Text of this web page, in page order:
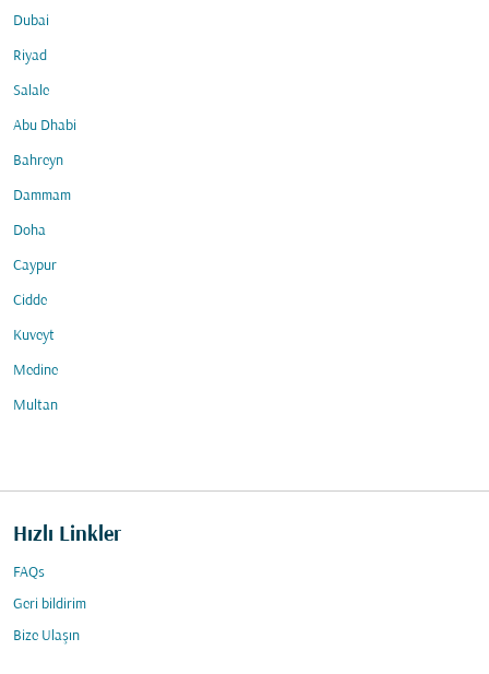
Dubai
Riyad
Salale
Abu Dhabi
Bahreyn
Dammam
Doha
Caypur
Cidde
Kuveyt
Medine
Multan
Hızlı Linkler
FAQs
Geri bildirim
Bize Ulaşın